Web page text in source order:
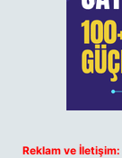
Reklam ve İletişim: